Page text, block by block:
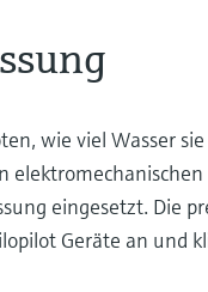
wie viel Wasser
eingesetzt. Die
Geräte an und